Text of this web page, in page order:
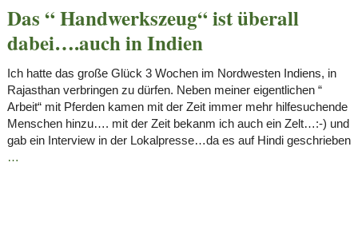
Das “ Handwerkszeug“ ist überall
dabei….auch in Indien
Ich hatte das große Glück 3 Wochen im Nordwesten Indiens, in
Rajasthan verbringen zu dürfen. Neben meiner eigentlichen “
Arbeit“ mit Pferden kamen mit der Zeit immer mehr hilfesuchende
Menschen hinzu…. mit der Zeit bekanm ich auch ein Zelt…:-) und
gab ein Interview in der Lokalpresse…da es auf Hindi geschrieben
…